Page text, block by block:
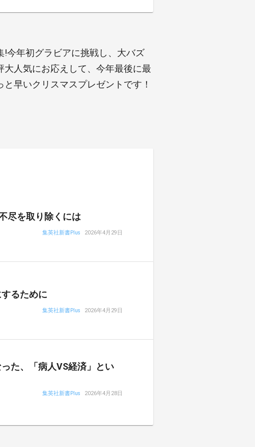
今年初グラビアに挑戦し、大バズ
人気にお応えして、今年最後に最
早いクリスマスプレゼントです！
尽を取り除くには
集英社新書Plus 2026年4月29日
るために
集英社新書Plus 2026年4月29日
た、「病人VS経済」とい
集英社新書Plus 2026年4月28日